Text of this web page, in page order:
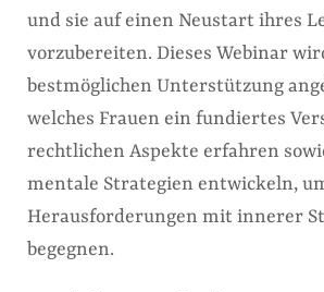
und sie auf einen Neustart ihres
vorzubereiten. Dieses Webinar
bestmöglichen Unterstützung
welches Frauen ein fundiertes
rechtlichen Aspekte erfahren
mentale Strategien entwickeln,
Herausforderungen mit innerer
begegnen.